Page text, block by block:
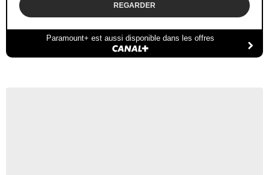
REGARDER
Paramount+ est aussi disponible dans les offres